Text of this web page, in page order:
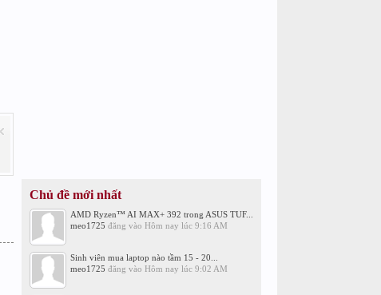
Chủ đề mới nhất
AMD Ryzen™ AI MAX+ 392 trong ASUS TUF...
meo1725 đăng vào Hôm nay lúc 9:16 AM
Sinh viên mua laptop nào tầm 15 - 20...
meo1725 đăng vào Hôm nay lúc 9:02 AM